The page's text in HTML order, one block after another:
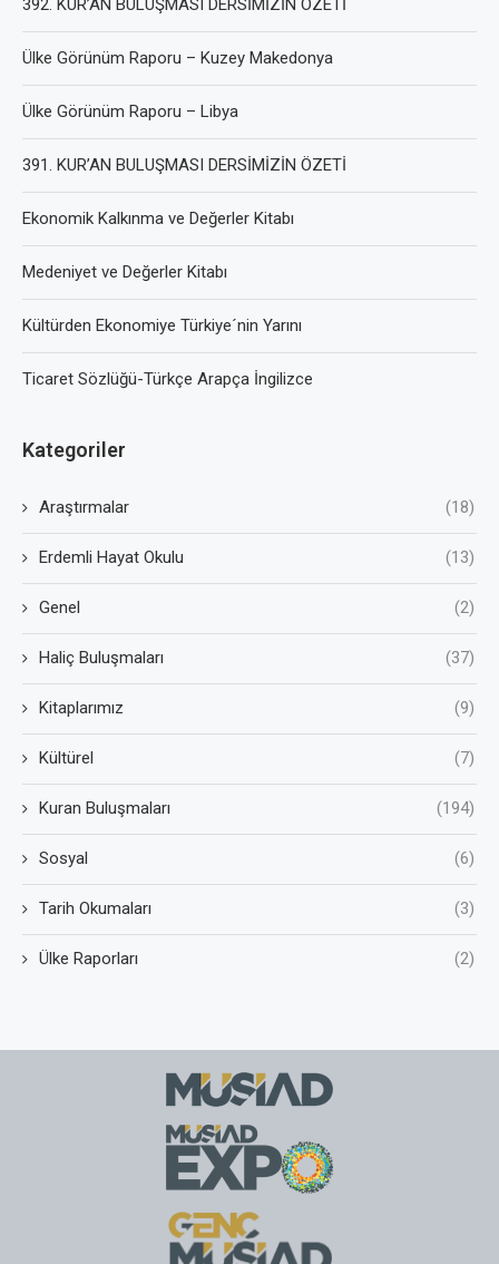
392. KUR’AN BULUŞMASI DERSİMİZİN ÖZETİ
Ülke Görünüm Raporu – Kuzey Makedonya
Ülke Görünüm Raporu – Libya
391. KUR’AN BULUŞMASI DERSİMİZİN ÖZETİ
Ekonomik Kalkınma ve Değerler Kitabı
Medeniyet ve Değerler Kitabı
Kültürden Ekonomiye Türkiye´nin Yarını
Ticaret Sözlüğü-Türkçe Arapça İngilizce
Kategoriler
Araştırmalar (18)
Erdemli Hayat Okulu (13)
Genel (2)
Haliç Buluşmaları (37)
Kitaplarımız (9)
Kültürel (7)
Kuran Buluşmaları (194)
Sosyal (6)
Tarih Okumaları (3)
Ülke Raporları (2)